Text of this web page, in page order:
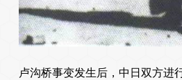
卢沟桥事变发生后，中日双方进